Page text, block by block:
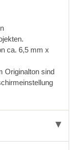
ca. 6,5 mm x
Originalton sind